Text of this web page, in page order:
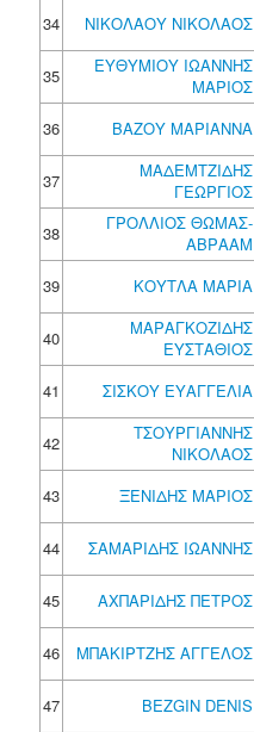
34
ΝΙΚΟΛΑΟΥ ΝΙΚΟΛΑΟΣ
35
ΕΥΘΥΜΙΟΥ ΙΩΑΝΝΗΣ
ΜΑΡΙΟΣ
36
ΒΑΖΟΥ ΜΑΡΙΑΝΝΑ
37
ΜΑΔΕΜΤΖΙΔΗΣ
ΓΕΩΡΓΙΟΣ
38
ΓΡΟΛΛΙΟΣ ΘΩΜΑΣ-
ΑΒΡΑΑΜ
39
ΚΟΥΤΛΑ ΜΑΡΙΑ
40
ΜΑΡΑΓΚΟΖΙΔΗΣ
ΕΥΣΤΑΘΙΟΣ
41
ΣΙΣΚΟΥ ΕΥΑΓΓΕΛΙΑ
42
ΤΣΟΥΡΓΙΑΝΝΗΣ
ΝΙΚΟΛΑΟΣ
43
ΞΕΝΙΔΗΣ ΜΑΡΙΟΣ
44
ΣΑΜΑΡΙΔΗΣ ΙΩΑΝΝΗΣ
45
ΑΧΠΑΡΙΔΗΣ ΠΕΤΡΟΣ
46
ΜΠΑΚΙΡΤΖΗΣ ΑΓΓΕΛΟΣ
47
BEZGIN DENIS